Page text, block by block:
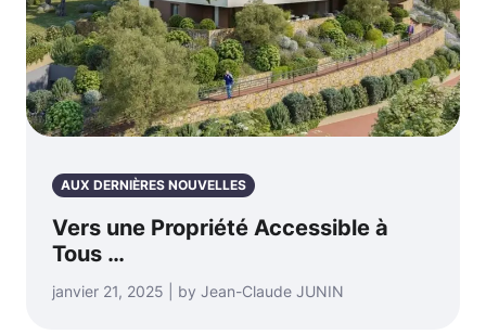
AUX DERNIÈRES NOUVELLES
Vers une Propriété Accessible à
Tous …
janvier 21, 2025 | by Jean-Claude JUNIN